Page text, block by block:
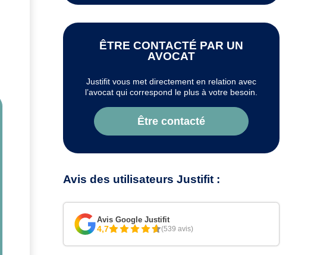
ÊTRE CONTACTÉ PAR UN
AVOCAT
Justifit vous met directement en relation avec
l’avocat qui correspond le plus à votre besoin.
Être contacté
Avis des utilisateurs Justifit :
Avis Google Justifit
4,7 (539 avis)